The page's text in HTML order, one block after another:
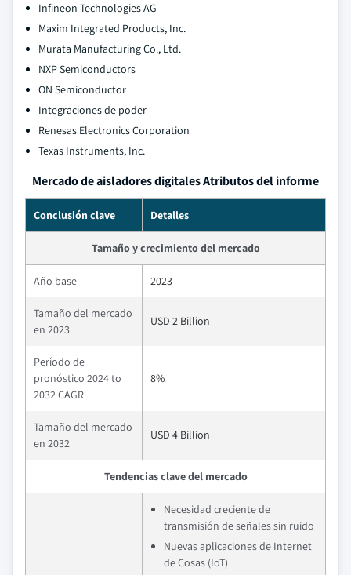
Infineon Technologies AG
Maxim Integrated Products, Inc.
Murata Manufacturing Co., Ltd.
NXP Semiconductors
ON Semiconductor
Integraciones de poder
Renesas Electronics Corporation
Texas Instruments, Inc.
Mercado de aisladores digitales Atributos del informe
Conclusión clave Detalles
Tamaño y crecimiento del mercado
Año base 2023
Tamaño del mercado
en 2023
USD 2 Billion
Período de
pronóstico 2024 to
2032 CAGR
8%
Tamaño del mercado
en 2032
USD 4 Billion
Tendencias clave del mercado
Necesidad creciente de
transmisión de señales sin ruido
Nuevas aplicaciones de Internet
de Cosas (IoT)